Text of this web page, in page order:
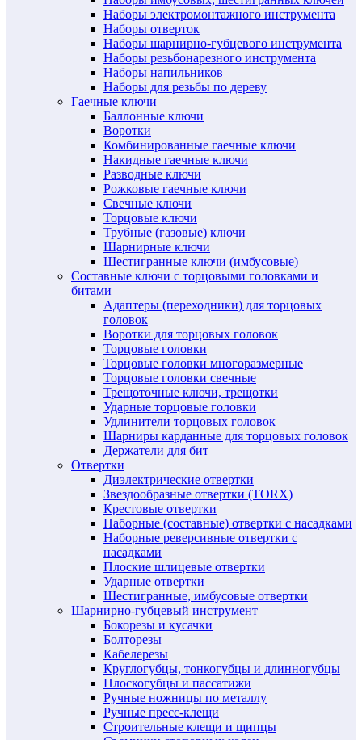
Наборы электромонтажного инструмента
Наборы отверток
Наборы шарнирно-губцевого инструмента
Наборы резьбонарезного инструмента
Наборы напильников
Наборы для резьбы по дереву
Гаечные ключи
Баллонные ключи
Воротки
Комбинированные гаечные ключи
Накидные гаечные ключи
Разводные ключи
Рожковые гаечные ключи
Свечные ключи
Торцовые ключи
Трубные (газовые) ключи
Шарнирные ключи
Шестигранные ключи (имбусовые)
Составные ключи с торцовыми головками и
битами
Адаптеры (переходники) для торцовых
головок
Воротки для торцовых головок
Торцовые головки
Торцовые головки многоразмерные
Торцовые головки свечные
Трещоточные ключи, трещотки
Ударные торцовые головки
Удлинители торцовых головок
Шарниры карданные для торцовых головок
Держатели для бит
Отвертки
Диэлектрические отвертки
Звездообразные отвертки (TORX)
Крестовые отвертки
Наборные (составные) отвертки с насадками
Наборные реверсивные отвертки с
насадками
Плоские шлицевые отвертки
Ударные отвертки
Шестигранные, имбусовые отвертки
Шарнирно-губцевый инструмент
Бокорезы и кусачки
Болторезы
Кабелерезы
Круглогубцы, тонкогубцы и длинногубцы
Плоскогубцы и пассатижи
Ручные ножницы по металлу
Ручные пресс-клещи
Строительные клещи и щипцы